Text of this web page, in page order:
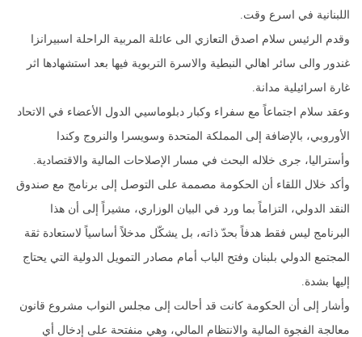
اللبنانية في اسرع وقت.
وقدم الرئيس سلام اصدق التعازي الى عائلة المربية الراحلة اسبيرانزا
غندور والى سائر اهالي النبطية والاسرة التربوية فيها بعد استشهادها اثر
غارة اسرائيلية مدانة.
وعقد سلام اجتماعاً مع سفراء وكبار دبلوماسيي الدول الأعضاء في الاتحاد
الأوروبي، بالإضافة إلى المملكة المتحدة وسويسرا والنروج وكندا
وأستراليا، جرى خلاله البحث في مسار الإصلاحات المالية والاقتصادية.
وأكد خلال اللقاء أن الحكومة مصممة على التوصل إلى برنامج مع صندوق
النقد الدولي، التزاماً بما ورد في البيان الوزاري، مشيراً إلى أن هذا
البرنامج ليس فقط هدفاً بحدّ ذاته، بل يشكّل مدخلاً أساسياً لاستعادة ثقة
المجتمع الدولي بلبنان وفتح الباب أمام مصادر التمويل الدولية التي يحتاج
إليها بشدة.
وأشار إلى أن الحكومة كانت قد أحالت إلى مجلس النواب مشروع قانون
معالجة الفجوة المالية والانتظام المالي، وهي منفتحة على إدخال أي